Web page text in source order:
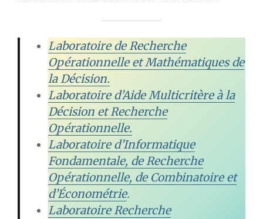
Laboratoire de Recherche
Opérationnelle et Mathématiques de
la Décision.
Laboratoire d’Aide Multicritère à la
Décision et Recherche
Opérationnelle.
Laboratoire d’Informatique
Fondamentale, de Recherche
Opérationnelle, de Combinatoire et
d’Économétrie.
Laboratoire Recherche